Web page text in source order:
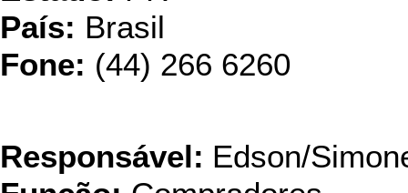
País: Brasil
Fone: (44) 266 6260
Responsável: Edson/